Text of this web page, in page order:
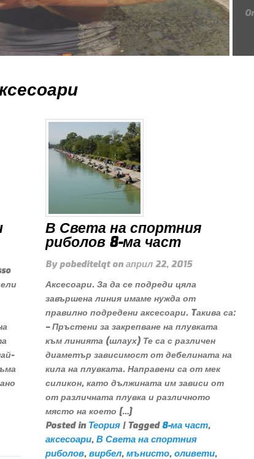
В Света на спортния
риболов 8-ма част
Bypobeditelqton април 22, 2015
Аксесоари. За да се подреди цяла
завършена линия имаме нужда от
правилно подредени аксесоари. Tакива са:
– Пръстени за закрепване на плувката
към линията (шлаух) Те са с различен
диаметър зависимост от дебелината на
кила на плувката. Направени са от мек
силикон, като дължината им зависи от
от различната плувка и различното
място на което […]
Posted in Теория | Tagged 8-ма част,
аксесоари, В Света на спортния
риболов, вирбел, мънисто, оливети,